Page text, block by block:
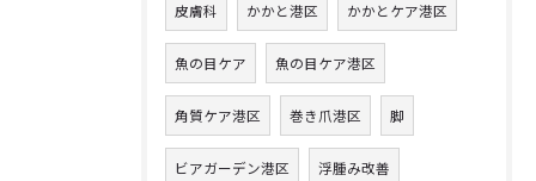
皮膚科 かかと港区 かかとケア港区
魚の目ケア 魚の目ケア港区
角質ケア港区 巻き爪港区 脚
ビアガーデン港区 浮腫み改善